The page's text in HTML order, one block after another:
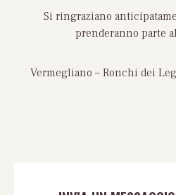
Si ringraziano
prenderanno parte
Vermegliano – Ronchi dei